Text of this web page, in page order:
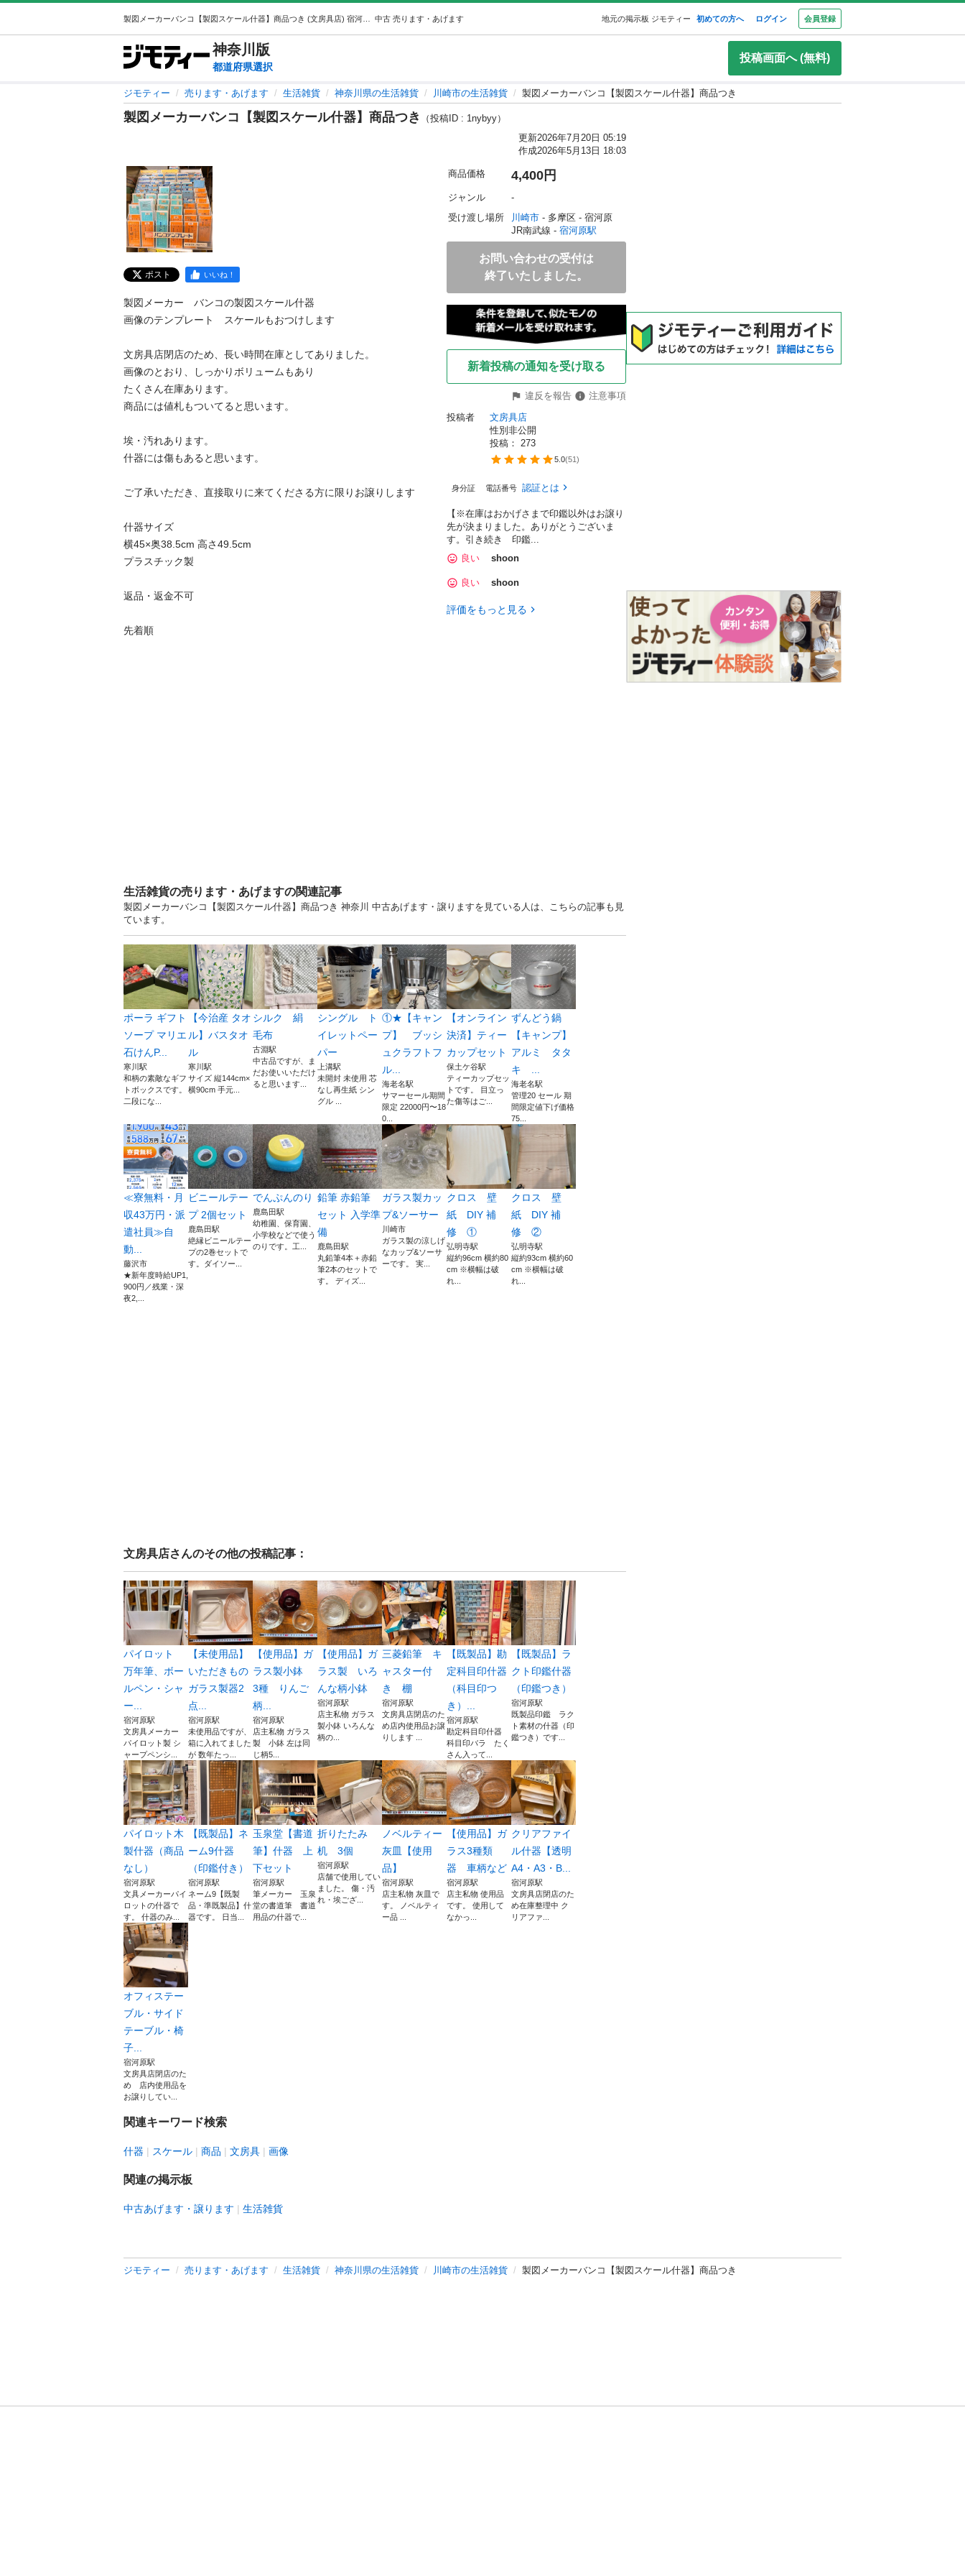
中古 売ります・あげます 地元の掲示板 ジモティー 初めての方へ ログイン 会員登録
神奈川 版
都道府県選択
投稿画面へ (無料)
ジモティー 売ります・あげます 生活雑貨 神奈川県の生活雑貨 川崎市の生活雑貨 製図メーカーバンコ【製図スケール什器】商品つき
製図メーカーバンコ【製図スケール什器】商品つき
（投稿ID : 1nybyy）
更新2026年7月20日 05:19
作成2026年5月13日 18:03
ポスト いいね！
製図メーカー　バンコの製図スケール什器
画像のテンプレート　スケールもおつけします
文房具店閉店のため、長い時間在庫としてありました。
画像のとおり、しっかりボリュームもあり
たくさん在庫あります。
商品には値札もついてると思います。
埃・汚れあります。
什器には傷もあると思います。
ご了承いただき、直接取りに来てくださる方に限りお譲りします
什器サイズ
横45×奥38.5cm 高さ49.5cm
プラスチック製
返品・返金不可
先着順
商品価格 4,400円
ジャンル
-
受け渡し場所
川崎市 - 多摩区 - 宿河原
JR南武線 - 宿河原駅
お問い合わせの受付は
終了いたしました。
新着投稿の通知を受け取る
違反を報告
注意事項
投稿者
文房具店
性別非公開
投稿： 273
5.0(51 )
身分証 電話番号 認証とは
【※在庫はおかげさまで印鑑以外はお譲り
先が決まりました。ありがとうございま
す。引き続き 印鑑...
良い
shoon
良い shoon
評価をもっと見る
生活雑貨の売ります・あげますの関連記事
製図メーカーバンコ【製図スケール什器】商品つき 神奈川 中古あげます・譲りますを見ている人は、こちらの記事も見
ています。
ポーラ ギフト
ソープ マリエ
石けんP...
寒川駅
和柄の素敵なギフ
トボックスです。
二段にな...
【今治産 タオ
ル】バスタオ
ル
寒川駅
サイズ 縦144cm×
横90cm 手元...
シルク 絹
毛布
古淵駅
中古品ですが、ま
だお使いいただけ
ると思います...
シングル ト
イレットペー
パー
上溝駅
未開封 未使用 芯
なし再生紙 シン
グル ...
①★【キャン
プ】 ブッシ
ュクラフトフ
ル...
海老名駅
サマーセール期間
限定 22000円〜18
0...
【オンライン
決済】ティー
カップセット
保土ケ谷駅
ティーカップセッ
トです。 目立っ
た傷等はご...
ずんどう鍋
【キャンプ】
アルミ タタ
キ ...
海老名駅
管理20 セール 期
間限定値下げ価格
75...
≪寮無料・月
収43万円・派
遣社員≫自
動...
藤沢市
★新年度時給UP1,
900円／残業・深
夜2,...
ビニールテー
プ 2個セット
鹿島田駅
絶縁ビニールテー
プの2巻セットで
す。ダイソー...
でんぷんのり
鹿島田駅
幼稚園、保育園、
小学校などで使う
のりです。工...
鉛筆 赤鉛筆
セット 入学準
備
鹿島田駅
丸鉛筆4本＋赤鉛
筆2本のセットで
す。 ディズ...
ガラス製カッ
プ&ソーサー
川崎市
ガラス製の涼しげ
なカップ&ソーサ
ーです。 実...
クロス 壁
紙 DIY 補
修 ①
弘明寺駅
縦約96cm 横約80
cm ※横幅は破
れ...
クロス 壁
紙 DIY 補
修 ②
弘明寺駅
縦約93cm 横約60
cm ※横幅は破
れ...
文房具店さんのその他の投稿記事：
パイロット
万年筆、ボー
ルペン・シャ
ー...
宿河原駅
文房具メーカー
パイロット製 シ
ャープペンシ...
【未使用品】
いただきもの
ガラス製器2
点...
宿河原駅
未使用品ですが、
箱に入れてました
が 数年たっ...
【使用品】ガ
ラス製小鉢
3種 りんご
柄...
宿河原駅
店主私物 ガラス
製 小鉢 左は同
じ柄5...
【使用品】ガ
ラス製 いろ
んな柄小鉢
宿河原駅
店主私物 ガラス
製小鉢 いろんな
柄の...
三菱鉛筆 キ
ャスター付
き 棚
宿河原駅
文房具店閉店のた
め店内使用品お譲
りします ...
【既製品】勘
定科目印什器
（科目印つ
き）...
宿河原駅
勘定科目印什器
科目印バラ たく
さん入って...
【既製品】ラ
クト印鑑什器
（印鑑つき）
宿河原駅
既製品印鑑 ラク
ト素材の什器（印
鑑つき）です...
パイロット木
製什器（商品
なし）
宿河原駅
文具メーカーパイ
ロットの什器で
す。 什器のみ...
【既製品】ネ
ーム9什器
（印鑑付き）
宿河原駅
ネーム9【既製
品・準既製品】什
器です。 日当...
玉泉堂【書道
筆】什器 上
下セット
宿河原駅
筆メーカー 玉泉
堂の書道筆 書道
用品の什器で...
折りたたみ
机 3個
宿河原駅
店舗で使用してい
ました。 傷・汚
れ・埃ござ...
ノベルティー
灰皿【使用
品】
宿河原駅
店主私物 灰皿で
す。 ノベルティ
ー品 ...
【使用品】ガ
ラス3種類
器 車柄など
宿河原駅
店主私物 使用品
です。 使用して
なかっ...
クリアファイ
ル什器【透明
A4・A3・B...
宿河原駅
文房具店閉店のた
め在庫整理中 ク
リアファ...
オフィステー
ブル・サイド
テーブル・椅
子...
宿河原駅
文房具店閉店のた
め 店内使用品を
お譲りしてい...
関連キーワード検索
什器 スケール 商品 文房具 画像
関連の掲示板
中古あげます・譲ります 生活雑貨
ジモティー 売ります・あげます 生活雑貨 神奈川県の生活雑貨 川崎市の生活雑貨 製図メーカーバンコ【製図スケール什器】商品つき